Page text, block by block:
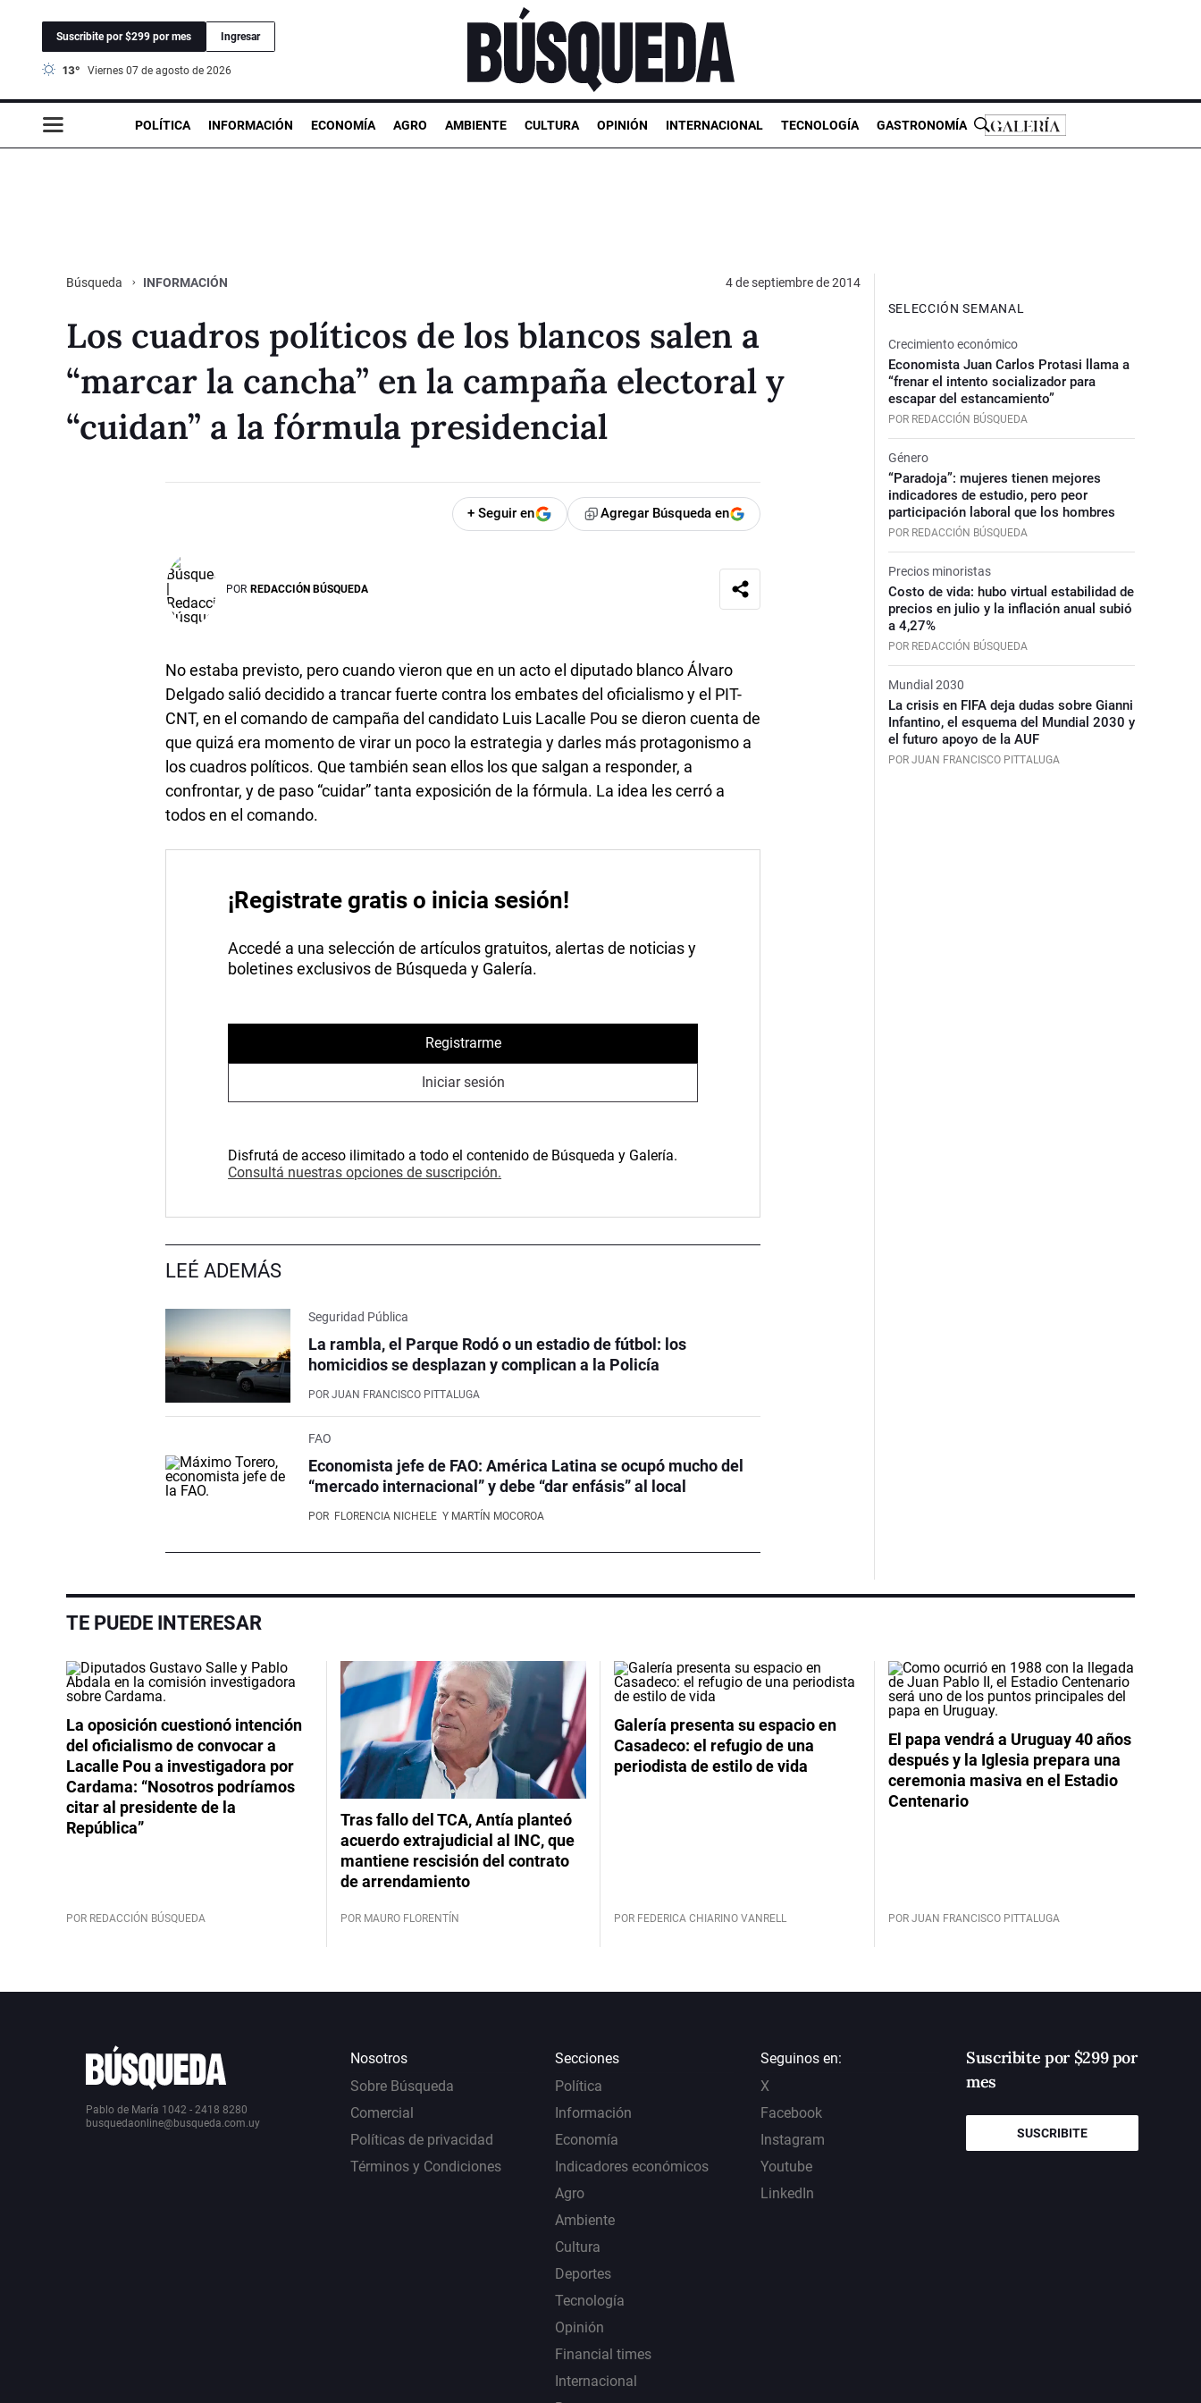
Suscribite por $299 por mes Ingresar
13° viernes 07 de agosto de 2026
POLÍTICA INFORMACIÓN ECONOMÍA AGRO AMBIENTE CULTURA OPINIÓN INTERNACIONAL TECNOLOGÍA GASTRONOMÍA
Búsqueda INFORMACIÓN 4 de septiembre de 2014
Los cuadros políticos de los blancos salen a
“marcar la cancha” en la campaña electoral y
“cuidan” a la fórmula presidencial
+ Seguir en Agregar Búsqueda en
POR REDACCIÓN BÚSQUEDA
No estaba previsto, pero cuando vieron que en un acto el diputado blanco Álvaro
Delgado salió decidido a trancar fuerte contra los embates del oficialismo y el PIT-
CNT, en el comando de campaña del candidato Luis Lacalle Pou se dieron cuenta de
que quizá era momento de virar un poco la estrategia y darles más protagonismo a
los cuadros políticos. Que también sean ellos los que salgan a responder, a
confrontar, y de paso “cuidar” tanta exposición de la fórmula. La idea les cerró a
todos en el comando.
¡Registrate gratis o inicia sesión!
Accedé a una selección de artículos gratuitos, alertas de noticias y
boletines exclusivos de Búsqueda y Galería.
Registrarme
Iniciar sesión
Disfrutá de acceso ilimitado a todo el contenido de Búsqueda y Galería.
Consultá nuestras opciones de suscripción.
LEÉ ADEMÁS
Seguridad Pública
La rambla, el Parque Rodó o un estadio de fútbol: los
homicidios se desplazan y complican a la Policía
POR JUAN FRANCISCO PITTALUGA
FAO
Economista jefe de FAO: América Latina se ocupó mucho del
“mercado internacional” y debe “dar enfásis” al local
POR FLORENCIA NICHELE Y MARTÍN MOCOROA
SELECCIÓN SEMANAL
Crecimiento económico
Economista Juan Carlos Protasi llama a
“frenar el intento socializador para
escapar del estancamiento”
POR REDACCIÓN BÚSQUEDA
Género
“Paradoja”: mujeres tienen mejores
indicadores de estudio, pero peor
participación laboral que los hombres
POR REDACCIÓN BÚSQUEDA
Precios minoristas
Costo de vida: hubo virtual estabilidad de
precios en julio y la inflación anual subió
a 4,27%
POR REDACCIÓN BÚSQUEDA
Mundial 2030
La crisis en FIFA deja dudas sobre Gianni
Infantino, el esquema del Mundial 2030 y
el futuro apoyo de la AUF
POR JUAN FRANCISCO PITTALUGA
TE PUEDE INTERESAR
La oposición cuestionó intención
del oficialismo de convocar a
Lacalle Pou a investigadora por
Cardama: “Nosotros podríamos
citar al presidente de la
República”
POR REDACCIÓN BÚSQUEDA
Tras fallo del TCA, Antía planteó
acuerdo extrajudicial al INC, que
mantiene rescisión del contrato
de arrendamiento
POR MAURO FLORENTÍN
Galería presenta su espacio en
Casadeco: el refugio de una
periodista de estilo de vida
POR FEDERICA CHIARINO VANRELL
El papa vendrá a Uruguay 40 años
después y la Iglesia prepara una
ceremonia masiva en el Estadio
Centenario
POR JUAN FRANCISCO PITTALUGA
Pablo de María 1042 - 2418 8280
busquedaonline@busqueda.com.uy
Nosotros
Sobre Búsqueda
Comercial
Políticas de privacidad
Términos y Condiciones
Secciones
Política
Información
Economía
Indicadores económicos
Agro
Ambiente
Cultura
Deportes
Tecnología
Opinión
Financial times
Internacional
Seguinos en:
X
Facebook
Instagram
Youtube
LinkedIn
Suscribite por $299 por
mes
SUSCRIBITE